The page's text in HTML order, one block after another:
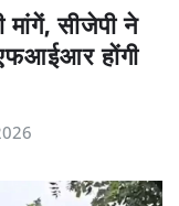
मांगें, सीजेपी ने
होंगी